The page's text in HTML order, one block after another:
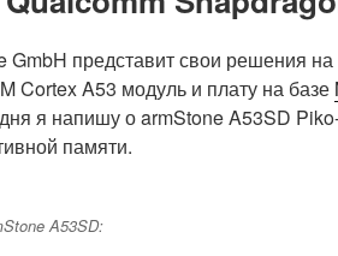
GmbH представит свои решения
Cortex A53 модуль и плату на базе
я напишу о armStone A53SD
памяти.
A53SD: